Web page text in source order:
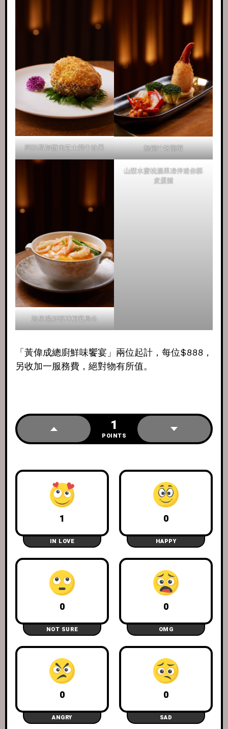
阿拉斯加蟹肉芝士焗牛油果 無錫汁燴龍蝦
海皇湯鮮蝦球稻庭烏冬
山梨水蜜桃酒果凍伴迷你酥
皮蛋撻
「黃偉成總廚鮮味饗宴」兩位起計，每位$888，
另收加一服務費，絕對物有所值。
1
POINTS
1
IN LOVE
0
HAPPY
0
NOT SURE
0
OMG
0
ANGRY
0
SAD